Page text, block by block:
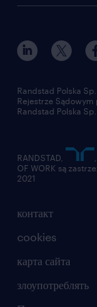
для медиа
для поставщиков
наш мир
работа в
отправить резюме
контакт
cookies
карта сайта
злоупотреблять
Randstad Polska
Rejestrze Sądowym
Randstad Polska
RANDSTAD,
OF WORK są
2021